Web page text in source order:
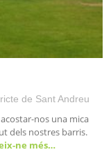
de Sant Andreu
nos una mica
dels nostres barris.
ne més…